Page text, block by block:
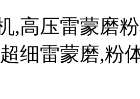
,高压雷蒙磨
细雷蒙磨,粉